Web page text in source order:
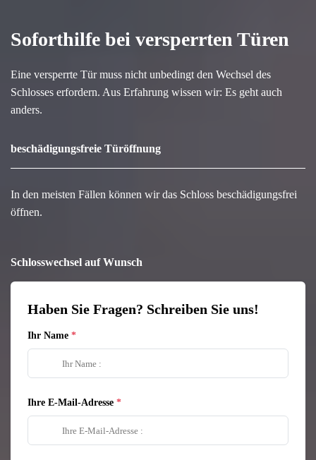
Soforthilfe bei versperrten Türen
Eine versperrte Tür muss nicht unbedingt den Wechsel des
Schlosses erfordern. Aus Erfahrung wissen wir: Es geht auch
anders.
beschädigungsfreie Türöffnung
In den meisten Fällen können wir das Schloss beschädigungsfrei
öffnen.
Schlosswechsel auf Wunsch
Haben Sie Fragen? Schreiben Sie uns!
Ihr Name
Ihre E-Mail-Adresse